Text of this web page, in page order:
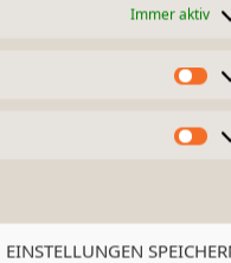
Immer aktiv
EINSTELLUNGEN